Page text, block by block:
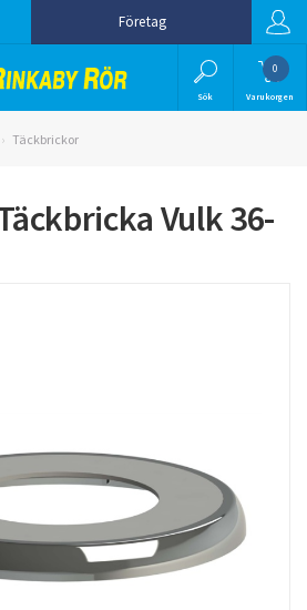
Företag
Sök
0
Varukorgen
Täckbrickor
Vulk 36-